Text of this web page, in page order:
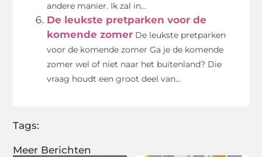
Meer Berichten
andere manier. Ik zal in...
De leukste pretparken voor de
komende zomer De leukste pretparken
voor de komende zomer Ga je de komende
zomer wel of niet naar het buitenland? Die
vraag houdt een groot deel van...
Tags: